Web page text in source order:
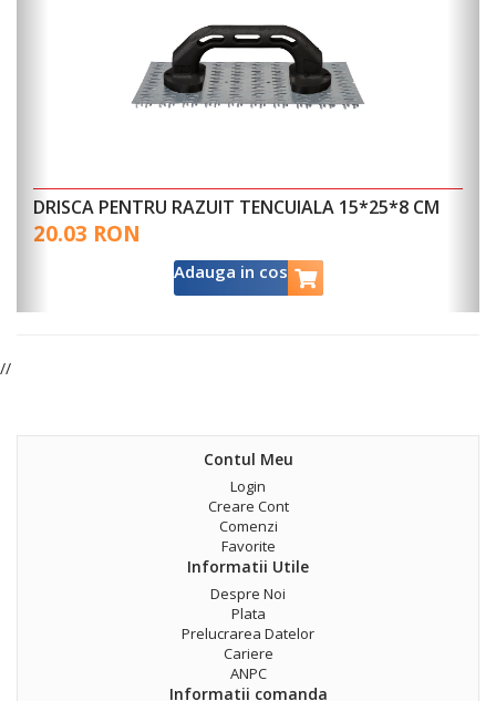
DRISCA PENTRU RAZUIT TENCUIALA 15*25*8 CM
20.03 RON
Adauga in cos
//
Contul Meu
Login
Creare Cont
Comenzi
Favorite
Informatii Utile
Despre Noi
Plata
Prelucrarea Datelor
Cariere
ANPC
Informatii comanda